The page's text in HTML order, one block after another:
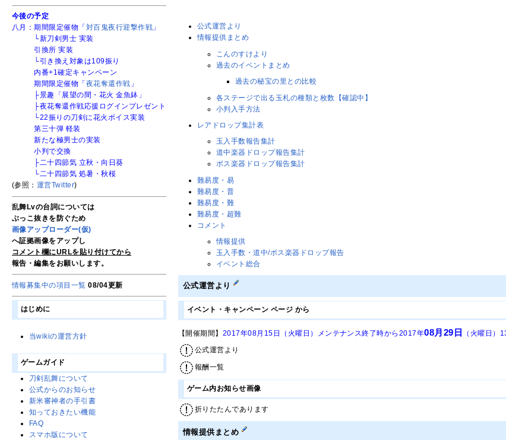
公式運営より
情報提供まとめ
こんのすけより
過去のイベントまとめ
過去の秘宝の里との比較
各ステージで出る玉札の種類と枚数【確認中】
小判入手方法
レアドロップ集計表
玉入手数報告集計
道中楽器ドロップ報告集計
ボス楽器ドロップ報告集計
難易度・易
難易度・普
難易度・難
難易度・超難
コメント
情報提供
玉入手数・道中/ボス楽器ドロップ報告
イベント総合
公式運営より
イベント・キャンペーン ページ から
【開催期間】 2017年08月15日（火曜日）メンテナンス終了時から2017年08月29日 （火曜日）
公式運営より
報酬一覧
ゲーム内お知らせ画像
折りたたんであります
情報提供まとめ
今後の予定
八月：期間限定催物「 対百鬼夜行迎撃作戦 」
└新刀剣男士 実装
引換所 実装
└引き換え対象は109振り
内番+1確定キャンペーン
期間限定催物「 夜花奪還作戦 」
├景趣「展望の間・花火 金魚鉢」
├夜花奪還作戦応援ログインプレゼント
└22振りの刀剣に花火ボイス実装
第三十弾 軽装
新たな極男士の実装
小判で交換
├二十四節気 立秋・向日葵
└二十四節気 処暑・秋桜
(参照： 運営Twitter)
乱舞Lvの台詞については
ぶっこ抜きを防ぐため
画像アップローダー(仮)
へ証拠画像をアップし
コメント欄にURLを貼り付けてから
報告・編集をお願いします。
情報募集中の項目一覧 08/04更新
はじめに
当wikiの運営方針
ゲームガイド
刀剣乱舞について
公式からのお知らせ
新米審神者の手引書
知っておきたい機能
FAQ
スマホ版について